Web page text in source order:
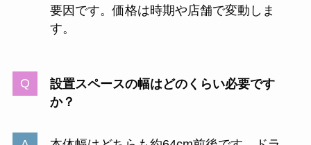
要因です。価格は時期や店舗で変動しま
す。
設置スペースの幅はどのくらい必要です
か？